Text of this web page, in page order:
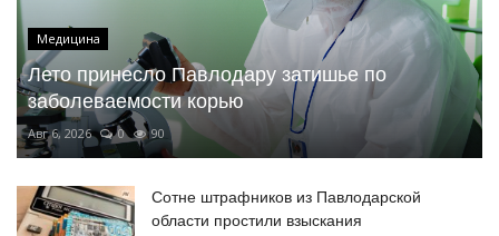
Медицина
Лето принесло Павлодару затишье по
заболеваемости корью
Авг 6, 2026 0 90
Сотне штрафников из Павлодарской
области простили взыскания